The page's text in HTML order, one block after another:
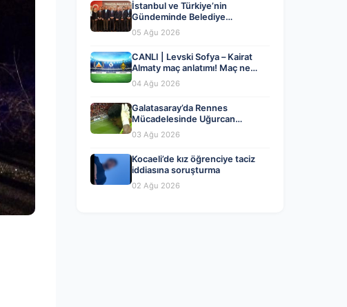
İstanbul ve Türkiye’nin
Gündeminde Belediye
Dönüşümleri ve Siyasi Yeni
Açılımlar
05 Ağu 2026
CANLI | Levski Sofya – Kairat
Almaty maç anlatımı! Maç ne
zaman? Saat kaçta ve hangi
kanalda? – 04 Ağustos 2026
04 Ağu 2026
Galatasaray’da Rennes
Mücadelesinde Uğurcan
Çakır’dan Kritik Hata ve Maçın
Detayları
03 Ağu 2026
Kocaeli’de kız öğrenciye taciz
iddiasına soruşturma
02 Ağu 2026